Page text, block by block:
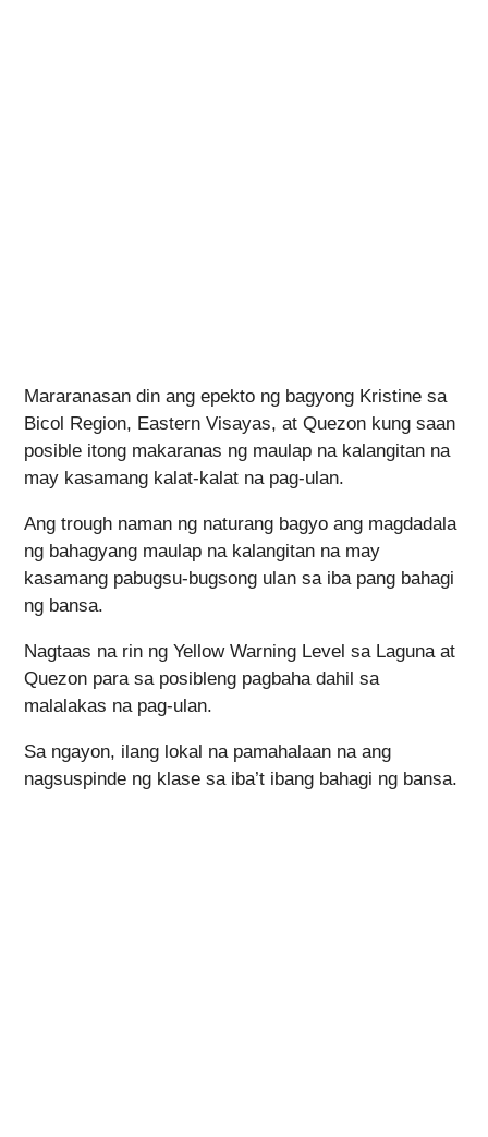
Mararanasan din ang epekto ng bagyong Kristine sa
Bicol Region, Eastern Visayas, at Quezon kung saan
posible itong makaranas ng maulap na kalangitan na
may kasamang kalat-kalat na pag-ulan.
Ang trough naman ng naturang bagyo ang magdadala
ng bahagyang maulap na kalangitan na may
kasamang pabugsu-bugsong ulan sa iba pang bahagi
ng bansa.
Nagtaas na rin ng Yellow Warning Level sa Laguna at
Quezon para sa posibleng pagbaha dahil sa
malalakas na pag-ulan.
Sa ngayon, ilang lokal na pamahalaan na ang
nagsuspinde ng klase sa iba’t ibang bahagi ng bansa.